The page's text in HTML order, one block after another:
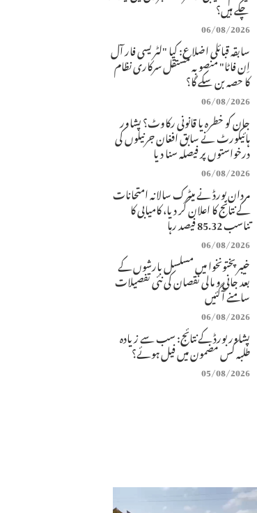
چکے ہیں؟
06/08/2026
سابقہ قبائلی اضلاع: کیا "لٹریسی فار آل
اِن فاٹا" منصوبہ مستقل سرکاری نظام
کا حصہ بن سکے گا؟
06/08/2026
جان کو خطرہ یا قانونی رکاوٹ؟ پشاور
ہائیکورٹ نے سابق افغان جرنیلوں کی
درخواستوں پر فیصلہ سنا دیا
06/08/2026
مردان بورڈ نے میٹرک سالانہ امتحانات
کے نتائج کا اعلان کر دیا، کامیابی کا
تناسب 85.32 فیصد رہا
06/08/2026
خیبرپختونخوا میں مسلسل بارشوں کے
بعد جانی و مالی نقصان کی نئی تفصیلات
سامنے آگئیں
06/08/2026
پشاور بورڈ کے نتائج: سب سے زیادہ
طلبہ کس مضمون میں فیل ہوئے؟
05/08/2026